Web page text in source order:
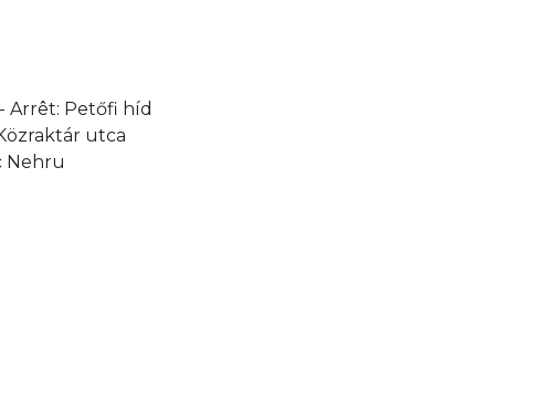
Arrêt: Petőfi híd
utca
Nehru